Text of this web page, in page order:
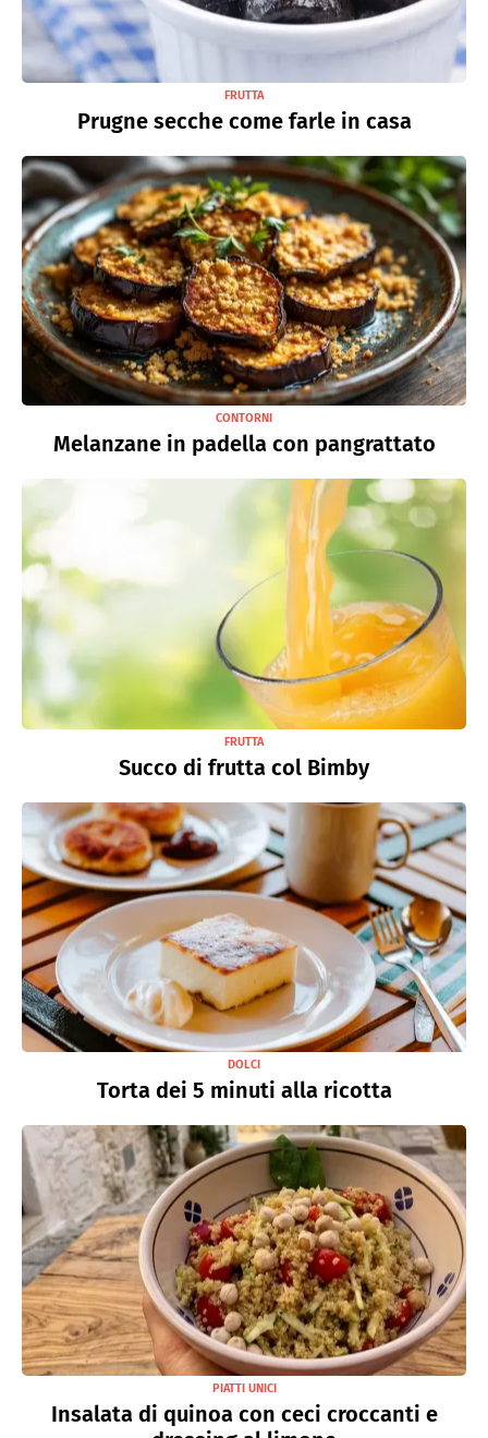
FRUTTA
Prugne secche come farle in casa
CONTORNI
Melanzane in padella con pangrattato
FRUTTA
Succo di frutta col Bimby
DOLCI
Torta dei 5 minuti alla ricotta
PIATTI UNICI
Insalata di quinoa con ceci croccanti e